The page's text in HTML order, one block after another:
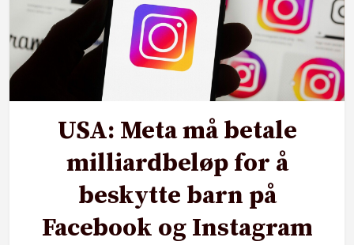
USA: Meta må betale
milliardbeløp for å
beskytte barn på
Facebook og Instagram